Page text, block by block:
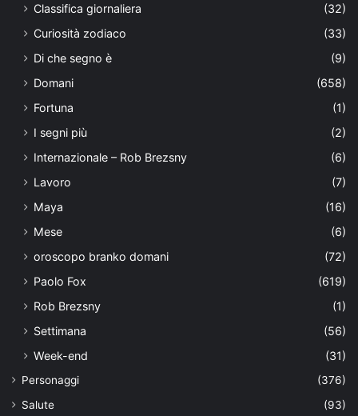
Classifica giornaliera
(32)
Curiosità zodiaco
(33)
Di che segno è
(9)
Domani
(658)
Fortuna
(1)
I segni più
(2)
Internazionale – Rob Brezsny
(6)
Lavoro
(7)
Maya
(16)
Mese
(6)
oroscopo branko domani
(72)
Paolo Fox
(619)
Rob Brezsny
(1)
Settimana
(56)
Week-end
(31)
Personaggi
(376)
Salute
(93)